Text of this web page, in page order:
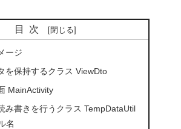
目次
ージ
を保持するクラス ViewDto
MainActivity
み書きを行うクラス TempDataUtil
名